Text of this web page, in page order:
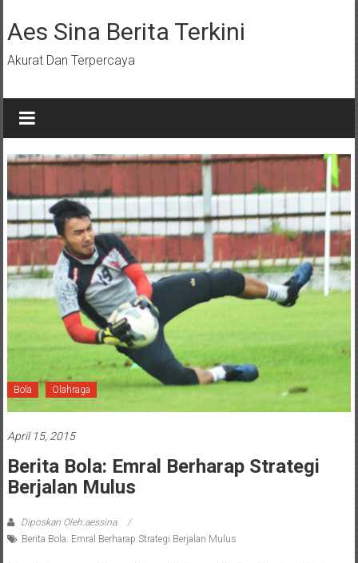
ke
konten
Aes Sina Berita Terkini
Akurat Dan Terpercaya
Bola Olahraga
April 15, 2015
Berita Bola: Emral Berharap Strategi
Berjalan Mulus
Diposkan Oleh:aessina
Berita Bola: Emral Berharap Strategi Berjalan Mulus